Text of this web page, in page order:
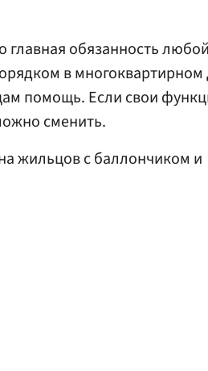
главная обязанность любой
в
помощь. Если свои
сменить.
жильцов с баллончиком и